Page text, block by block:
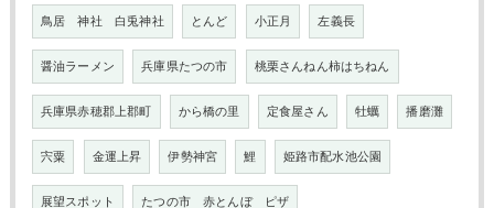
鳥居 神社 白兎神社 とんど 小正月 左義長
醤油ラーメン 兵庫県たつの市 桃栗さんねん柿はちねん
兵庫県赤穂郡上郡町 から橋の里 定食屋さん 牡蠣 播磨灘
宍粟 金運上昇 伊勢神宮 鯉 姫路市配水池公園
展望スポット たつの市 赤とんぼ ピザ